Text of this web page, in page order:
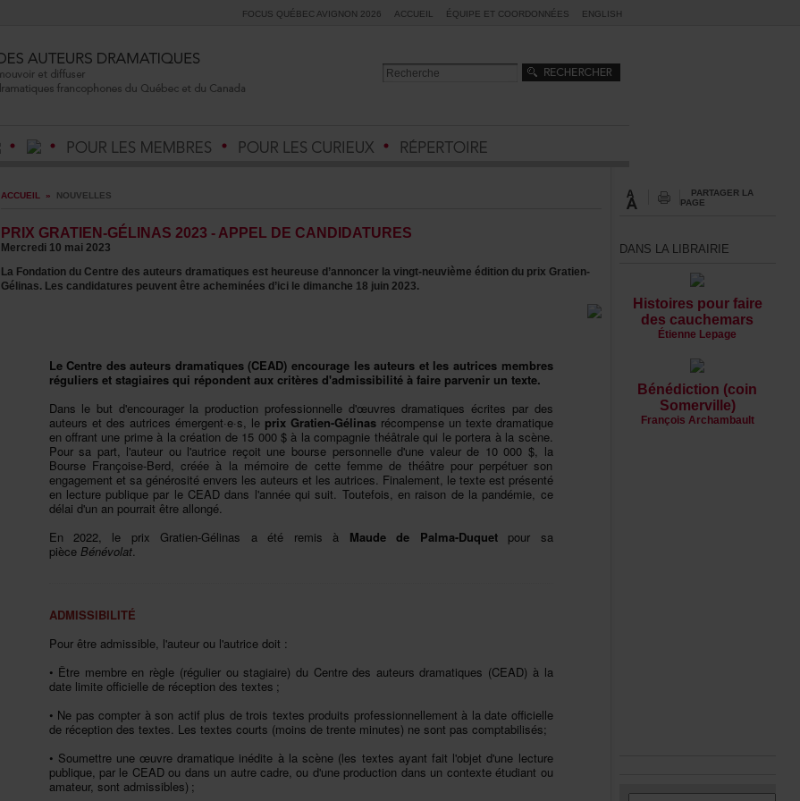
FOCUSQUÉBECAVIGNON2026 ACCUEIL ÉQUIPEETCOORDONNÉES ENGLISH
ACCUEIL » NOUVELLES
PRIXGRATIEN-GÉLINAS2023-APPELDECANDIDATURES
Mercredi10mai2023
LaFondationduCentredesauteursdramatiquesestheureused’annoncerlavingt-neuvièmeéditionduprixGratien-
Gélinas.Lescandidaturespeuventêtreacheminéesd’iciledimanche18juin2023.
LeCentredesauteursdramatiques(CEAD)encouragelesauteursetlesautricesmembres
réguliersetstagiairesquirépondentauxcritèresd'admissibilitéàfaireparveniruntexte.
Danslebutd'encouragerlaproductionprofessionnelled'œuvresdramatiquesécritespardes
auteursetdesautricesémergent·e·s,leprixGratien-Gélinasrécompenseuntextedramatique
enoffrantuneprimeàlacréationde15000$àlacompagniethéâtralequileporteraàlascène.
Poursapart,l'auteuroul'autricereçoituneboursepersonnelled'unevaleurde10000$,la
BourseFrançoise-Berd,crééeàlamémoiredecettefemmedethéâtrepourperpétuerson
engagementetsagénérositéenverslesauteursetlesautrices.Finalement,letexteestprésenté
enlecturepubliqueparleCEADdansl'annéequisuit.Toutefois,enraisondelapandémie,ce
délaid'unanpourraitêtreallongé.
En2022,leprixGratien-Gélinasaétéremisà MaudedePalma-Duquet poursa
pièceBénévolat.
ADMISSIBILITÉ
Pourêtreadmissible,l'auteuroul'autricedoit:
•Êtremembreenrègle(régulieroustagiaire)duCentredesauteursdramatiques(CEAD)àla
datelimiteofficiellederéceptiondestextes;
•Nepascompteràsonactifplusdetroistextesproduitsprofessionnellementàladateofficielle
deréceptiondestextes.Lestextescourts(moinsdetrenteminutes)nesontpascomptabilisés;
•Soumettreuneœuvredramatiqueinéditeàlascène(lestextesayantfaitl'objetd'unelecture
publique,parleCEADoudansunautrecadre,oud'uneproductiondansuncontexteétudiantou
amateur,sontadmissibles);
PARTAGERLA
PAGE
DANSLALIBRAIRIE
Histoirespourfaire
descauchemars
ÉtienneLepage
Bénédiction(coin
Somerville)
FrançoisArchambault